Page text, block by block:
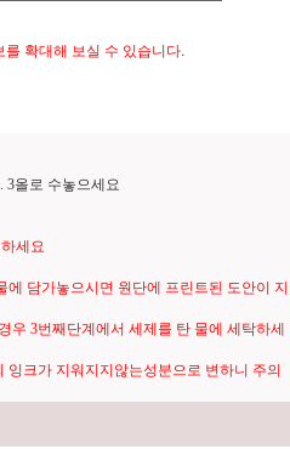
를 확대해 보실 수 있습니다.
3올로 수놓으세요
세요
담가놓으시면 원단에 프린트된 도안이 지
우 3번째단계에서 세제를 탄 물에 세탁하세
크가 지워지지않는성분으로 변하니 주의